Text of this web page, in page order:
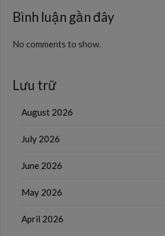
Bình luận gần đây
No comments to show.
Lưu trữ
August 2026
July 2026
June 2026
May 2026
April 2026